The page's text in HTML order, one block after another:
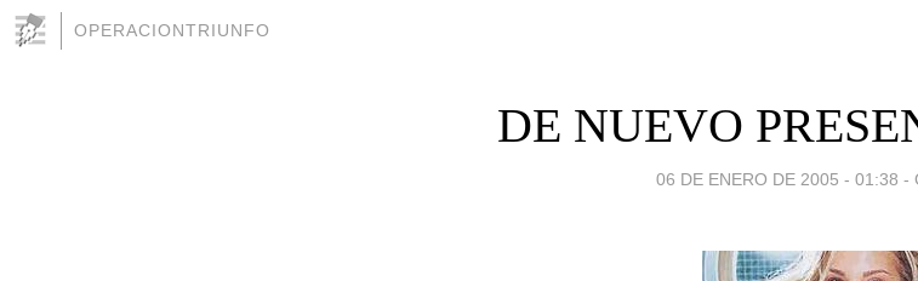
OPERACIONTRIUNFO
DE NUEVO
06 DE ENERO DE 2005 - 01:38 -